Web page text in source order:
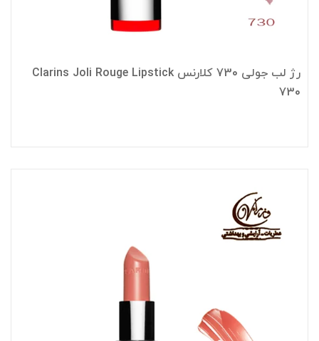
رژ لب جولی 730 کلارنس Clarins Joli Rouge Lipstick
730